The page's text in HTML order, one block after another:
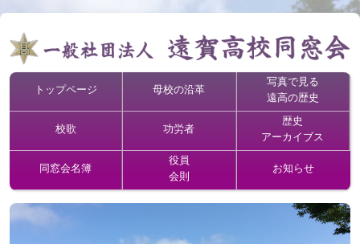
トップページ 母校の沿革
写真で見る
遠高の歴史
校歌 功労者
歴史
アーカイブス
同窓会名簿
役員
会則
お知らせ